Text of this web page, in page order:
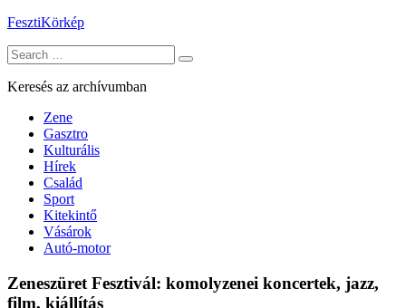
Skip
content
FesztiKörkép
Search
for:
Keresés az archívumban
Zene
Gasztro
Kulturális
Hírek
Család
Sport
Kitekintő
Vásárok
Autó-motor
Zeneszüret Fesztivál: komolyzenei koncertek, jazz,
film, kiállítás